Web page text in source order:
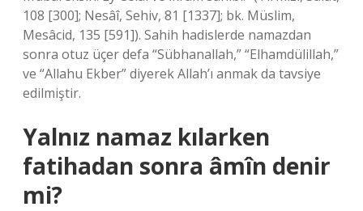
108 [300]; Nesâî, Sehiv, 81 [1337]; bk. Müslim,
Mesâcid, 135 [591]). Sahih hadislerde namazdan
sonra otuz üçer defa “Sübhanallah,” “Elhamdülillah,”
ve “Allahu Ekber” diyerek Allah’ı anmak da tavsiye
edilmiştir.
Yalnız namaz kılarken
fatihadan sonra âmîn denir
mi?